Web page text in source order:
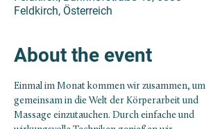
Feldkirch, Österreich
About the event
Einmal im Monat kommen wir zusammen, um
gemeinsam in die Welt der Körperarbeit und
Massage einzutauchen. Durch einfache und